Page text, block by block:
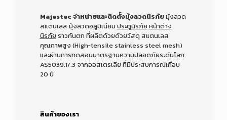
Majestec จำหน่ายและติดตั้งมุ้งลวดนิรภัยมุ้งลวด
สแตนเลส มุ้งลวดอลูมิเนียม ประตูนิรภัย หน้าต่าง
นิรภัย ราวกันตก ที่ผลิตด้วยด้วยวัสดุ สแตนเลส
คุณภาพสูง (High‑tensile stainless steel mesh)
และผ่านการทดสอบมาตรฐานความปลอดภัยระดับโลก
AS5039.1/.3 จากออสเตรเลีย ที่มีประสบการณ์เกือบ
20 ปี
สินค้าของเรา